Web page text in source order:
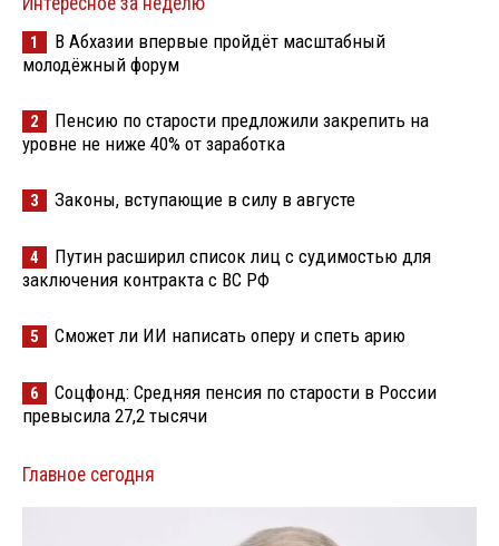
1
В Абхазии впервые пройдёт масштабный
молодёжный форум
2
Пенсию по старости предложили закрепить на
уровне не ниже 40% от заработка
3 Законы, вступающие в силу в августе
4
Путин расширил список лиц с судимостью для
заключения контракта с ВС РФ
5 Сможет ли ИИ написать оперу и спеть арию
6
Соцфонд: Средняя пенсия по старости в России
превысила 27,2 тысячи
Главное сегодня